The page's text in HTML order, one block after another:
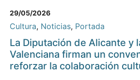
29/05/2026
Cultura, Noticias, Portada
La Diputación de Alicante y
Valenciana firman un
reforzar la colaboración